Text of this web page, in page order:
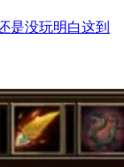
是没玩明白这到